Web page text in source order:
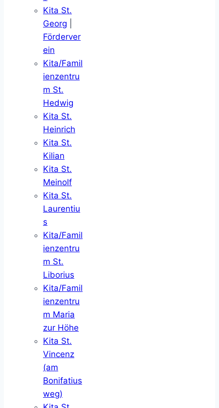
Kita St.
Georg
Förderver
ein
Kita/Famil
ienzentru
m St.
Hedwig
Kita St.
Heinrich
Kita St.
Kilian
Kita St.
Meinolf
Kita St.
Laurentiu
s
Kita/Famil
ienzentru
m St.
Liborius
Kita/Famil
ienzentru
m Maria
zur Höhe
Kita St.
Vincenz
(am
Bonifatius
weg)